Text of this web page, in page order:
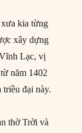
kia từng
xây dựng
Lạc, vị
năm 1402
đại này.
thờ Trời và